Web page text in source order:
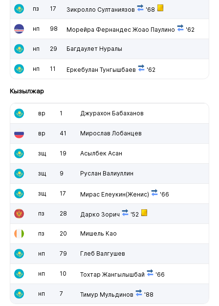
пз 17 Зикролло Султаниязов '68
нп 98 Морейра Фернандес Жоао Паулино '62
нп 29 Багдаулет Нуралы
нп 11 Еркебулан Тунгышбаев '62
Кызылжар
вр 1 Джурахон Бабаханов
вр 41 Мирослав Лобанцев
зщ 19 Асылбек Асан
зщ 9 Руслан Валиуллин
зщ 17 Мирас Елеукин(Женис) '66
пз 28 Дарко Зорич '52
пз 20 Мишель Као
нп 79 Глеб Валгушев
нп 10 Тохтар Жангылышбай '66
нп 7 Тимур Мульдинов '88